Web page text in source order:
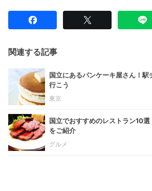
関連する記事
国立にあるパンケーキ屋さん！駅
行こう
東京
国立でおすすめのレストラン10
をご紹介
グルメ